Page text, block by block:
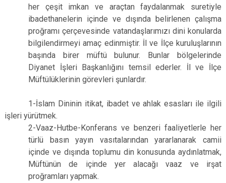
her çeşit imkan ve araçtan faydalanmak suretiyle
ibadethanelerin içinde ve dışında belirlenen çalışma
proğramı çerçevesinde vatandaşlarımızı dini konularda
bilgilendirmeyi amaç edinmiştir. İl ve İlçe kuruluşlarının
başında birer müftü bulunur. Bunlar bölgelerinde
Diyanet İşleri Başkanlığını temsil ederler. İl ve İlçe
Müftülüklerinin görevleri şunlardır.
1-İslam Dininin itikat, ibadet ve ahlak esasları ile ilgili
işleri yürütmek.
2-Vaaz-Hutbe-Konferans ve benzeri faaliyetlerle her
türlü basın yayın vasıtalarından yararlanarak camii
içinde ve dışında toplumu din konusunda aydınlatmak,
Müftünün de içinde yer alacağı vaaz ve irşat
proğramları yapmak.